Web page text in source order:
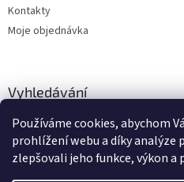
Používáme cookies, abychom
prohlížení webu a díky analýze
zlepšovali jeho funkce, výkon
Kontakty
Moje objednávka
Vyhledávání